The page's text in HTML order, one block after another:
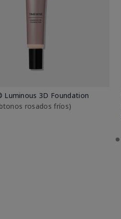
Luminous 3D Foundation
rosados fríos)